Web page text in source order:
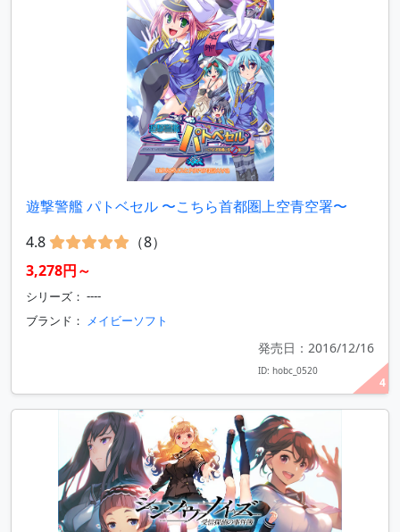
4
遊撃警艦 パトベセル 〜こちら首都圏上空青空署〜
4.8
（8）
3,278円～
シリーズ： ----
ブランド： メイビーソフト
発売日：2016/12/16
ID: hobc_0520